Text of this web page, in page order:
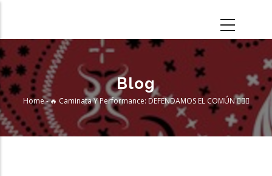
main
content
Blog
Breadcrumb
Home-🔥 Caminata Y Performance: DEFENDAMOS EL COMÚN ✊🏽🌱